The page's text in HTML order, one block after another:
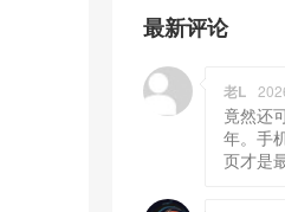
最新评论
老L
竟然还
年。手
页才是